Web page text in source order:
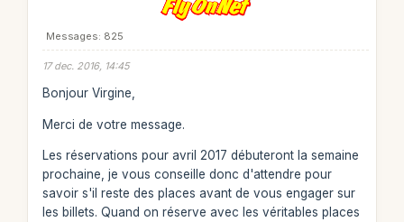
Messages: 825
17 dec. 2016, 14:45
Bonjour Virgine,
Merci de votre message.
Les réservations pour avril 2017 débuteront la semaine
prochaine, je vous conseille donc d'attendre pour
savoir s'il reste des places avant de vous engager sur
les billets. Quand on réserve avec les véritables places